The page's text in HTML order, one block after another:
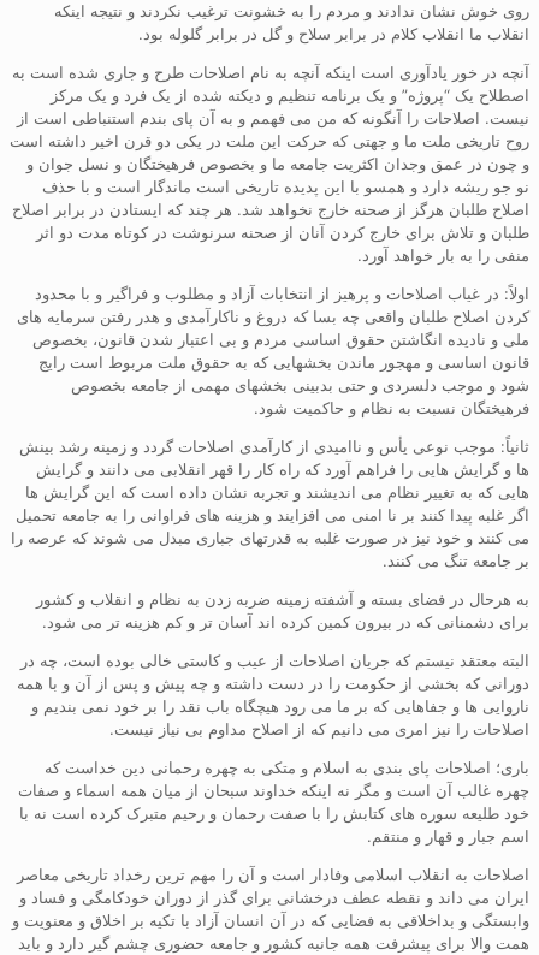
روی خوش نشان ندادند و مردم را به خشونت ترغیب نکردند و نتیجه اینکه
انقلاب ما انقلاب کلام در برابر سلاح و گل در برابر گلوله بود.
آنچه در خور یادآوری است اینکه آنچه به نام اصلاحات طرح و جاری شده است به
اصطلاح یک “پروژه” و یک برنامه تنظیم و دیکته شده از یک فرد و یک مرکز
نیست. اصلاحات را آنگونه که من می فهمم و به آن پای بندم استنباطی است از
روح تاریخی ملت ما و جهتی که حرکت این ملت در یکی دو قرن اخیر داشته است
و چون در عمق وجدان اکثریت جامعه ما و بخصوص فرهیختگان و نسل جوان و
نو جو ریشه دارد و همسو با این پدیده تاریخی است ماندگار است و با حذف
اصلاح طلبان هرگز از صحنه خارج نخواهد شد. هر چند که ایستادن در برابر اصلاح
طلبان و تلاش برای خارج کردن آنان از صحنه سرنوشت در کوتاه مدت دو اثر
منفی را به بار خواهد آورد.
اولاً: در غیاب اصلاحات و پرهیز از انتخابات آزاد و مطلوب و فراگیر و با محدود
کردن اصلاح طلبان واقعی چه بسا که دروغ و ناکارآمدی و هدر رفتن سرمایه های
ملی و نادیده انگاشتن حقوق اساسی مردم و بی اعتبار شدن قانون، بخصوص
قانون اساسی و مهجور ماندن بخشهایی که به حقوق ملت مربوط است رایج
شود و موجب دلسردی و حتی بدبینی بخشهای مهمی از جامعه بخصوص
فرهیختگان نسبت به نظام و حاکمیت شود.
ثانیاً: موجب نوعی یأس و ناامیدی از کارآمدی اصلاحات گردد و زمینه رشد بینش
ها و گرایش هایی را فراهم آورد که راه کار را قهر انقلابی می دانند و گرایش
هایی که به تغییر نظام می اندیشند و تجربه نشان داده است که این گرایش ها
اگر غلبه پیدا کنند بر نا امنی می افزایند و هزینه های فراوانی را به جامعه تحمیل
می کنند و خود نیز در صورت غلبه به قدرتهای جباری مبدل می شوند که عرصه را
بر جامعه تنگ می کنند.
به هرحال در فضای بسته و آشفته زمینه ضربه زدن به نظام و انقلاب و کشور
برای دشمنانی که در بیرون کمین کرده اند آسان تر و کم هزینه تر می شود.
البته معتقد نیستم که جریان اصلاحات از عیب و کاستی خالی بوده است، چه در
دورانی که بخشی از حکومت را در دست داشته و چه پیش و پس از آن و با همه
ناروایی ها و جفاهایی که بر ما می رود هیچگاه باب نقد را بر خود نمی بندیم و
اصلاحات را نیز امری می دانیم که از اصلاح مداوم بی نیاز نیست.
باری؛ اصلاحات پای بندی به اسلام و متکی به چهره رحمانی دین خداست که
چهره غالب آن است و مگر نه اینکه خداوند سبحان از میان همه اسماء و صفات
خود طلیعه سوره های کتابش را با صفت رحمان و رحیم متبرک کرده است نه با
اسم جبار و قهار و منتقم.
اصلاحات به انقلاب اسلامی وفادار است و آن را مهم ترین رخداد تاریخی معاصر
ایران می داند و نقطه عطف درخشانی برای گذر از دوران خودکامگی و فساد و
وابستگی و بداخلاقی به فضایی که در آن انسان آزاد با تکیه بر اخلاق و معنویت و
همت والا برای پیشرفت همه جانبه کشور و جامعه حضوری چشم گیر دارد و باید